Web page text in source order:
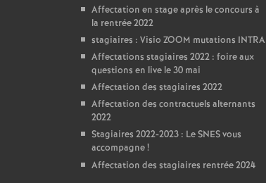
Affectation en stage après le concours à
la rentrée 2022
stagiaires : Visio ZOOM mutations INTRA
Affectations stagiaires 2022 : foire aux
questions en live le 30 mai
Affectation des stagiaires 2022
Affectation des contractuels alternants
2022
Stagiaires 2022-2023 : Le SNES vous
accompagne!
Affectation des stagiaires rentrée 2024